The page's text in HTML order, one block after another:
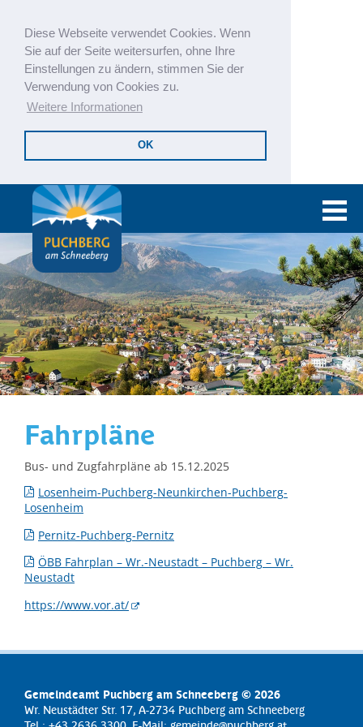
Diese Webseite verwendet Cookies. Wenn
Sie auf der Seite weitersurfen, ohne Ihre
Einstellungen zu ändern, stimmen Sie der
Verwendung von Cookies zu.
Weitere Informationen
OK
Fahrpläne
Bus- und Zugfahrpläne ab 15.12.2025
Losenheim-Puchberg-Neunkirchen-Puchberg-
Losenheim
Pernitz-Puchberg-Pernitz
ÖBB Fahrplan – Wr.-Neustadt – Puchberg – Wr.
Neustadt
https://www.vor.at/
Gemeindeamt Puchberg am Schneeberg © 2026
Wr. Neustädter Str. 17, A-2734 Puchberg am Schneeberg